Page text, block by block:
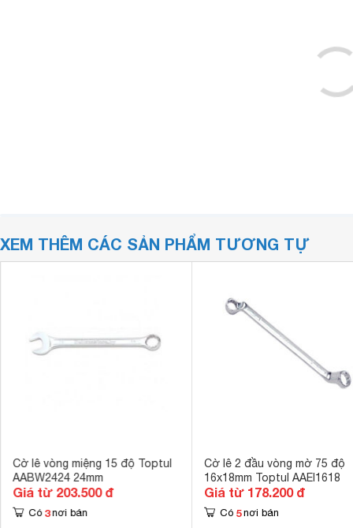
XEM THÊM CÁC SẢN PHẨM TƯƠNG TỰ
Cờ lê vòng miệng 15 độ Toptul
AABW2424 24mm
Giá từ 203.500 đ
Có 3 nơi bán
Cờ lê 2 đầu vòng mờ 75 độ
16x18mm Toptul AAEI1618
Giá từ 178.200 đ
Có 5 nơi bán